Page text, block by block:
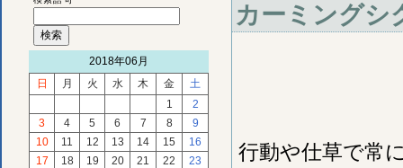
2018年06月
日
月 火 水 木 金
土
1
2
3
4 5 6 7 8
9
10
11 12 13 14 15
16
17
18 19 20 21 22
23
カーミングシ
行動や仕草で常